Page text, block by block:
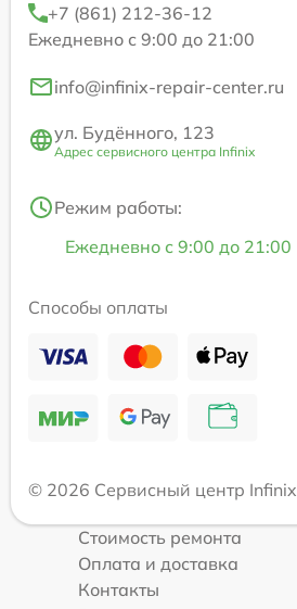
+7 (861) 212-36-12
Ежедневно с 9:00 до 21:00
info@infinix-repair-center.ru
ул. Будённого, 123
Адрес сервисного центра Infinix
Режим работы:
Ежедневно с 9:00 до 21:00
Способы оплаты
© 2026 Сервисный центр Infinix
Стоимость ремонта
Оплата и доставка
Контакты